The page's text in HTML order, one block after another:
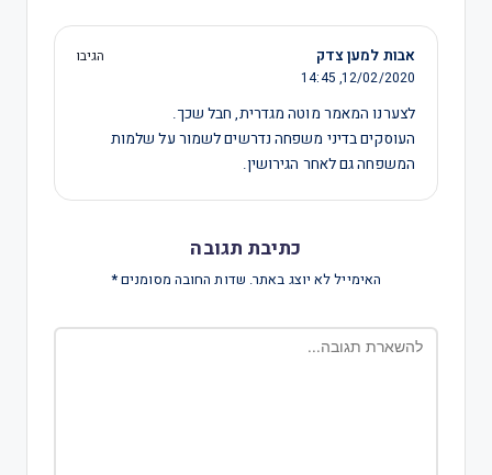
אבות למען צדק
הגיבו
12/02/2020,
14:45
לצערנו המאמר מוטה מגדרית, חבל שכך.
העוסקים בדיני משפחה נדרשים לשמור על שלמות
המשפחה גם לאחר הגירושין.
כתיבת תגובה
האימייל לא יוצג באתר. שדות החובה מסומנים*